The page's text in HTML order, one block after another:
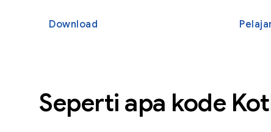
Download
Seperti apa kode